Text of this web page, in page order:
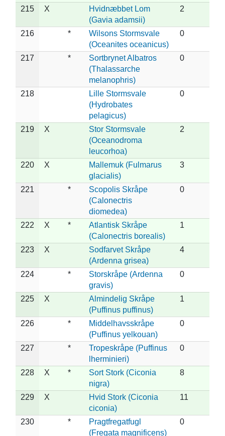
215
X
Hvidnæbbet Lom
(Gavia adamsii)
2
216 *
Wilsons Stormsvale
(Oceanites oceanicus)
0
217 *
Sortbrynet Albatros
(Thalassarche
melanophris)
0
218
Lille Stormsvale
(Hydrobates
pelagicus)
0
219 X
Stor Stormsvale
(Oceanodroma
leucorhoa)
2
220 X
Mallemuk (Fulmarus
glacialis)
3
221 *
Scopolis Skråpe
(Calonectris
diomedea)
0
222 X *
Atlantisk Skråpe
(Calonectris borealis)
1
223 X
Sodfarvet Skråpe
(Ardenna grisea)
4
224 *
Storskråpe (Ardenna
gravis)
0
225 X
Almindelig Skråpe
(Puffinus puffinus)
1
226 *
Middelhavsskråpe
(Puffinus yelkouan)
0
227 *
Tropeskråpe (Puffinus
lherminieri)
0
228 X *
Sort Stork (Ciconia
nigra)
8
229 X
Hvid Stork (Ciconia
ciconia)
11
230 *
Pragtfregatfugl
(Fregata magnificens)
0